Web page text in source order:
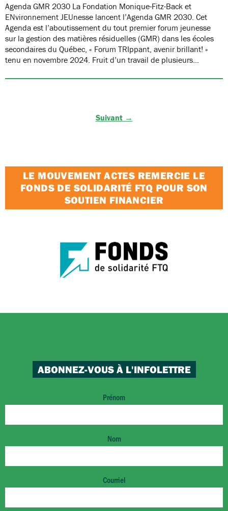
Agenda GMR 2030 La Fondation Monique-Fitz-Back et
ENvironnement JEUnesse lancent l’Agenda GMR 2030. Cet
Agenda est l’aboutissement du tout premier forum jeunesse
sur la gestion des matières résiduelles (GMR) dans les écoles
secondaires du Québec, « Forum TRIppant, avenir brillant! »
tenu en novembre 2024. Fruit d’un travail de plusieurs…
Suivant →
LE MOUVEMENT ACTES REMERCIE LE
FONDS DE SOLIDARITÉ FTQ POUR SON
SOUTIEN FINANCIER
ABONNEZ-VOUS À L'INFOLETTRE
Prénom
Nom
Courriel